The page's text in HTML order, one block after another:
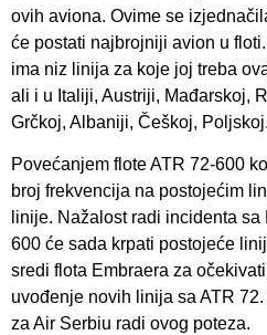
ovih aviona. Ovime se
će postati najbrojniji avion u
ima niz linija za koje joj treba
ali i u Italiji, Austriji, Mađarskoj,
Grčkoj, Albaniji, Češkoj, Poljskoj.
Povećanjem flote ATR 72-600
broj frekvencija na postojećim
linije. Nažalost radi incidenta
600 će sada krpati postojeće
sredi flota Embraera za
uvođenje novih linija sa ATR
za Air Serbiu radi ovog poteza.